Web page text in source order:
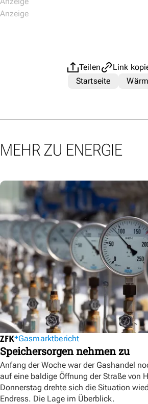
Teilen
Link
Startseite
MEHR ZU ENERGIE
Gasmarktbericht
Speichersorgen nehmen zu
Anfang der Woche war der Gashandel
auf eine baldige Öffnung der Straße von
Donnerstag drehte sich die Situation
Endress. Die Lage im Überblick.